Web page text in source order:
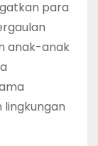
para
anak-anak